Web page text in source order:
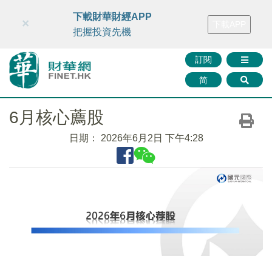
財華智庫網 FINTV FINMETA 財華證券 媒體矩陣
訂閱
简
×
下載財華財經APP
把握投資先機
6月核心薦股
日期： 2026年6月2日 下午4:28